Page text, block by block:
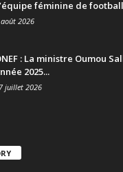
féminine de
2026
: La ministre Oumou
2025...
juillet 2026